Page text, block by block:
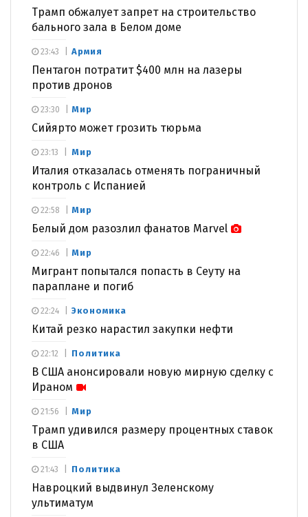
Трамп обжалует запрет на строительство
бального зала в Белом доме
Армия
Пентагон потратит $400 млн на лазеры
против дронов
23:43
Мир
Сийярто может грозить тюрьма
23:30
Мир
Италия отказалась отменять пограничный
контроль с Испанией
23:13
Мир
Белый дом разозлил фанатов Marvel
22:58
Мир
Мигрант попытался попасть в Сеуту на
параплане и погиб
22:46
Экономика
Китай резко нарастил закупки нефти
22:24
Политика
В США анонсировали новую мирную сделку с
Ираном
22:12
Мир
Трамп удивился размеру процентных ставок
в США
21:56
Политика
Навроцкий выдвинул Зеленскому
ультиматум
21:43